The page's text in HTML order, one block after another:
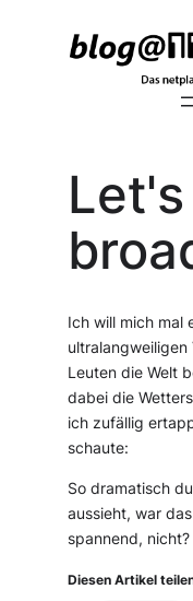
Let's
Ich will mich mal
ultralangweiligen
Leuten die Welt
dabei die
ich zufällig
schaute:
So dramatisch
aussieht, war
spannend, nicht?
Diesen Artikel